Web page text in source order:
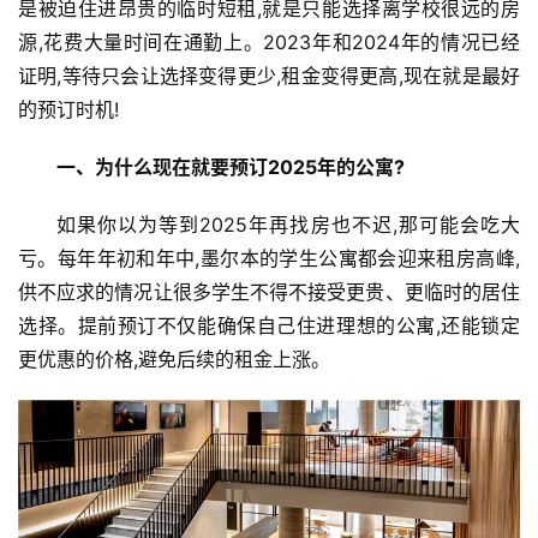
是被迫住进昂贵的临时短租,就是只能选择离学校很远的房
源,花费大量时间在通勤上。2023年和2024年的情况已经
证明,等待只会让选择变得更少,租金变得更高,现在就是最好
的预订时机!
一、 为什么现在就要预订2025年的公寓?
如果你以为等到2025年再找房也不迟,那可能会吃大
亏。每年年初和年中,墨尔本的学生公寓都会迎来租房高峰,
供不应求的情况让很多学生不得不接受更贵、更临时的居住
选择。提前预订不仅能确保自己住进理想的公寓,还能锁定
更优惠的价格,避免后续的租金上涨。